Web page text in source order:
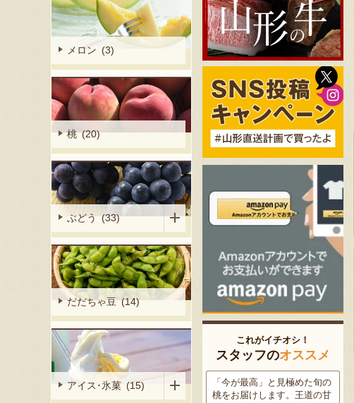
メロン (3)
桃 (20)
ぶどう (33)
だだちゃ豆 (14)
アイス･氷菓 (15)
これがイチオシ！
スタッフのオススメ
「今が最高」と見極めた旬の
桃をお届けします。王道の甘
米沢牛は、非常に厳しい条件
をクリアした最高級のブラン